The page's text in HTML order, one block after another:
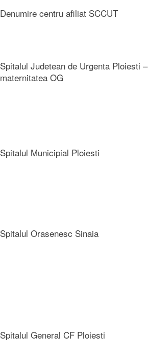
Denumire centru afiliat SCCUT
Spitalul Judetean de Urgenta Ploiesti –
maternitatea OG
Spitalul Municipial Ploiesti
Spitalul Orasenesc Sinaia
Spitalul General CF Ploiesti